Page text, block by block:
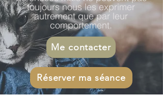
toujours nous les exprimer
autrement que par leur
comportement.
Me contacter
Réserver ma séance